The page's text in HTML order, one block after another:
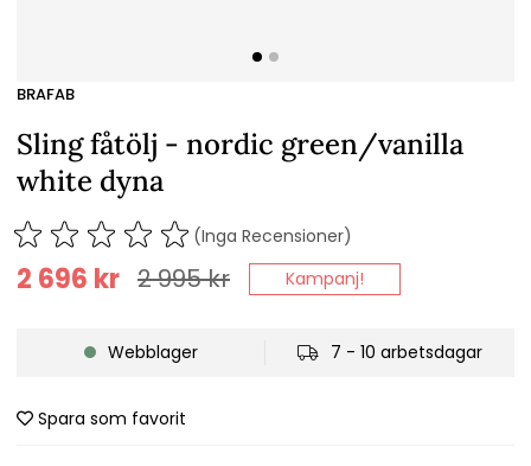
BRAFAB
Sling fåtölj - nordic green/vanilla
white dyna
(Inga Recensioner)
2 995kr
2 696 kr Kampanj!
Webblager 7 - 10 arbetsdagar
Spara som favorit